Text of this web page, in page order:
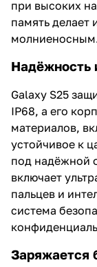
при высоких
память делает
Надёжность
Galaxy S25
IP68, а его
материалов,
устойчивое к
под надёжной
включает
пальцев и
система
Заряжается